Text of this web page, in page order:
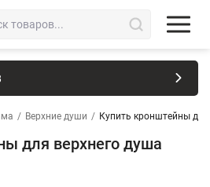
/ Верхние души / Купить кронштейны
для верхнего душа